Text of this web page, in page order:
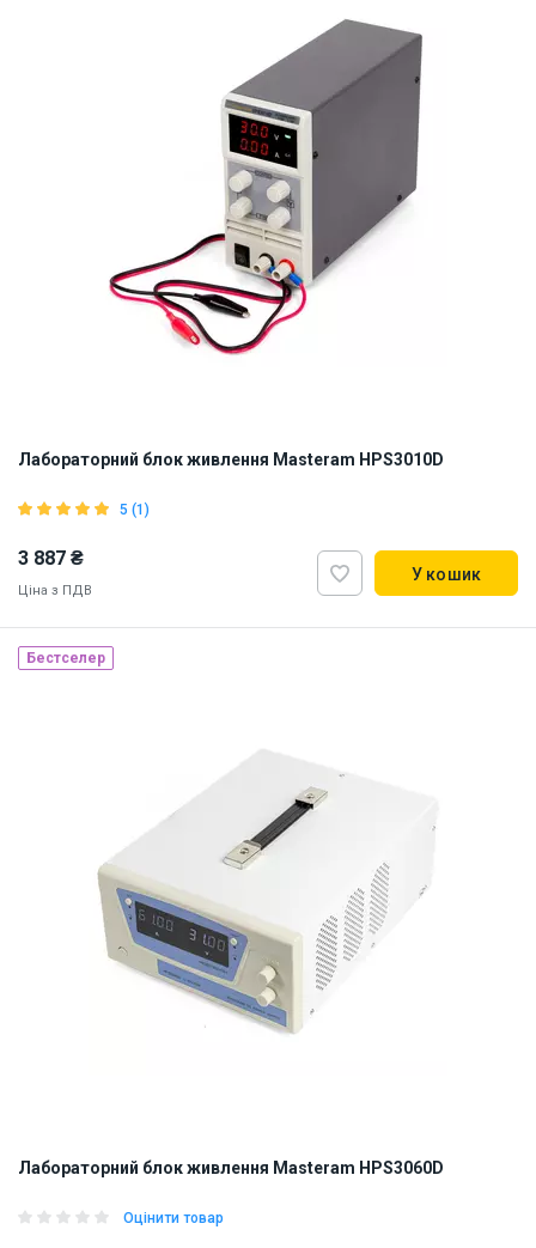
Лабораторний блок живлення Masteram HPS3010D
5 (1)
3 887 ₴
Ціна з ПДВ
У кошик
Наявність на складі:
Бестселер
Лабораторний блок живлення Masteram HPS3060D
Оцінити товар